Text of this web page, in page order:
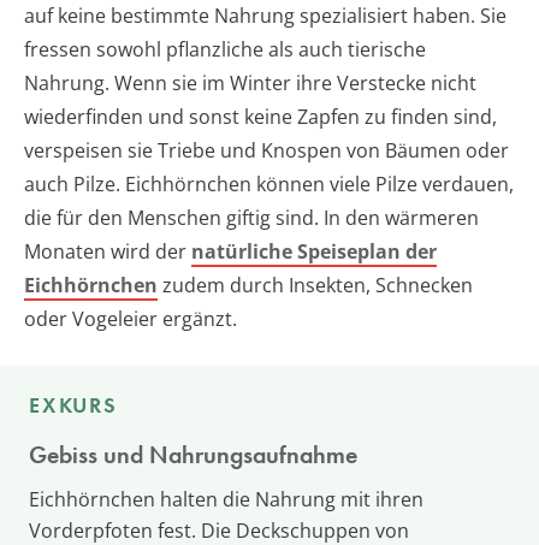
auf keine bestimmte Nahrung spezialisiert haben. Sie
fressen sowohl pflanzliche als auch tierische
Nahrung. Wenn sie im Winter ihre Verstecke nicht
wiederfinden und sonst keine Zapfen zu finden sind,
verspeisen sie Triebe und Knospen von Bäumen oder
auch Pilze. Eichhörnchen können viele Pilze verdauen,
die für den Menschen giftig sind. In den wärmeren
Monaten wird der natürliche Speiseplan der
Eichhörnchen zudem durch Insekten, Schnecken
oder Vogeleier ergänzt.
EXKURS
Gebiss und Nahrungsaufnahme
Eichhörnchen halten die Nahrung mit ihren
Vorderpfoten fest. Die Deckschuppen von